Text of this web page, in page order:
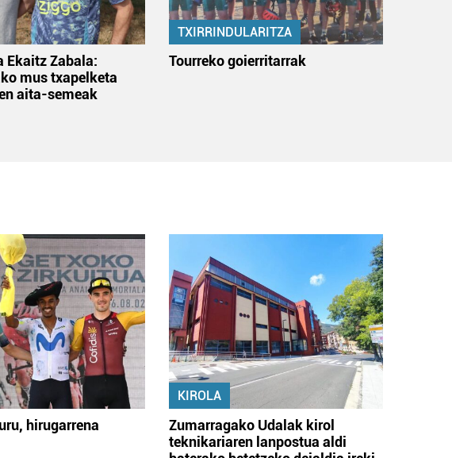
Ekaitz Zabala:
mus txapelketa
aita-semeak
TXIRRINDULARITZA
Tourreko goierritarrak
hirugarrena
KIROLA
Zumarragako Udalak kirol
teknikariaren lanpostua aldi